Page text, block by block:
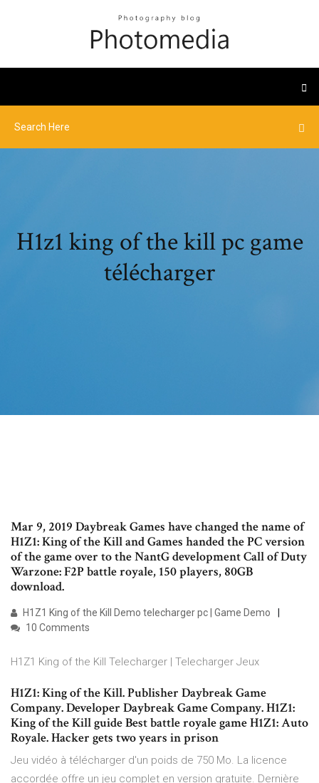
H1z1 king of the kill pc game
télécharger
Mar 9, 2019 Daybreak Games have changed the name of
H1Z1: King of the Kill and Games handed the PC version
of the game over to the NantG development Call of Duty
Warzone: F2P battle royale, 150 players, 80GB
download.
H1Z1 King of the Kill Demo telecharger pc | Game Demo
10 Comments
H1Z1 King of the Kill Telecharger | Telecharger Jeux
H1Z1: King of the Kill. Publisher Daybreak Game
Company. Developer Daybreak Game Company. H1Z1:
King of the Kill guide Best battle royale game H1Z1: Auto
Royale. Hacker gets two years in prison
Jeu vidéo à télécharger d'un poids de 750 Mo. La licence
accordée offre un jeu complet en version gratuite. Dernière